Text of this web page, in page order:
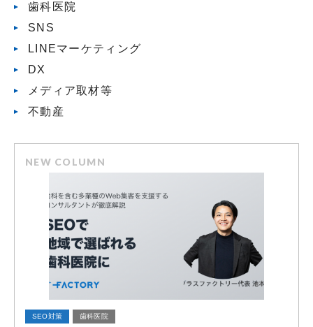
歯科医院
SNS
LINEマーケティング
DX
メディア取材等
不動産
NEW COLUMN
SEO対策 歯科医院